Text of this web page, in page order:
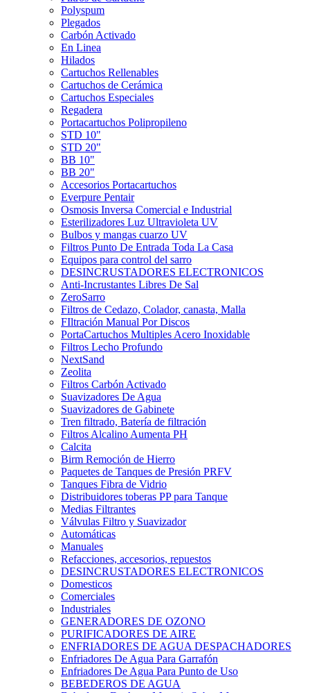
Polyspum
Plegados
Carbón Activado
En Linea
Hilados
Cartuchos Rellenables
Cartuchos de Cerámica
Cartuchos Especiales
Regadera
Portacartuchos Polipropileno
STD 10"
STD 20"
BB 10"
BB 20"
Accesorios Portacartuchos
Everpure Pentair
Osmosis Inversa Comercial e Industrial
Esterilizadores Luz Ultravioleta UV
Bulbos y mangas cuarzo UV
Filtros Punto De Entrada Toda La Casa
Equipos para control del sarro
DESINCRUSTADORES ELECTRONICOS
Anti-Incrustantes Libres De Sal
ZeroSarro
Filtros de Cedazo, Colador, canasta, Malla
FIltración Manual Por Discos
PortaCartuchos Multiples Acero Inoxidable
Filtros Lecho Profundo
NextSand
Zeolita
Filtros Carbón Activado
Suavizadores De Agua
Suavizadores de Gabinete
Tren filtrado, Batería de filtración
Filtros Alcalino Aumenta PH
Calcita
Birm Remoción de Hierro
Paquetes de Tanques de Presión PRFV
Tanques Fibra de Vidrio
Distribuidores toberas PP para Tanque
Medias Filtrantes
Válvulas Filtro y Suavizador
Automáticas
Manuales
Refacciones, accesorios, repuestos
DESINCRUSTADORES ELECTRONICOS
Domesticos
Comerciales
Industriales
GENERADORES DE OZONO
PURIFICADORES DE AIRE
ENFRIADORES DE AGUA DESPACHADORES
Enfriadores De Agua Para Garrafón
Enfriadores De Agua Para Punto de Uso
BEBEDEROS DE AGUA